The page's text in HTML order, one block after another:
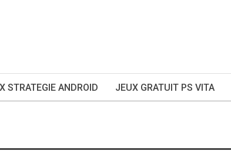
STRATEGIE ANDROID JEUX GRATUIT PS VITA